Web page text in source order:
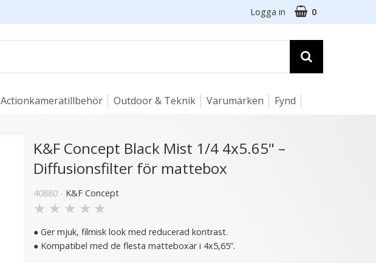
Logga in 0
Actionkameratillbehör Outdoor & Teknik Varumärken Fynd
K&F Concept Black Mist 1/4 4x5.65" –
Diffusionsfilter för mattebox
40880 - K&F Concept
★ ★ ★ ★ ★
● Ger mjuk, filmisk look med reducerad kontrast.
● Kompatibel med de flesta matteboxar i 4x5,65”.